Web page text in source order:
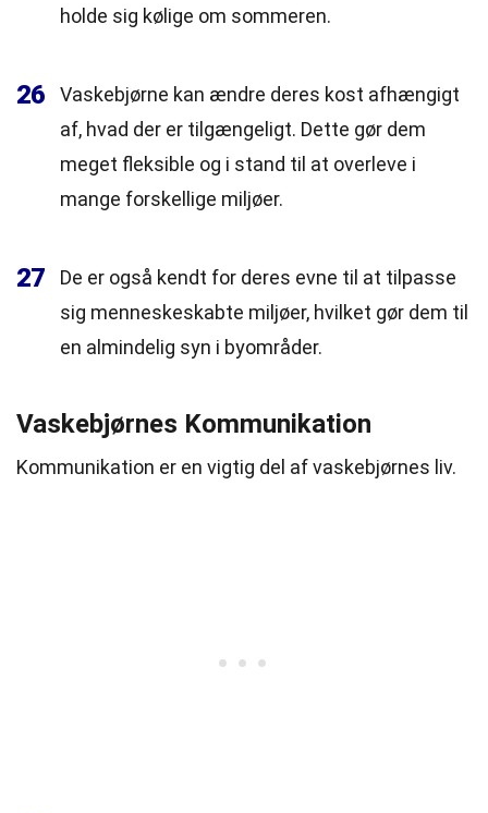
holde sig kølige om sommeren.
26
Vaskebjørne kan ændre deres kost afhængigt
af, hvad der er tilgængeligt. Dette gør dem
meget fleksible og i stand til at overleve i
mange forskellige miljøer.
27
De er også kendt for deres evne til at tilpasse
sig menneskeskabte miljøer, hvilket gør dem til
en almindelig syn i byområder.
Vaskebjørnes Kommunikation
Kommunikation er en vigtig del af vaskebjørnes liv.